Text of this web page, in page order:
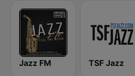
Jazz FM TSF Jazz